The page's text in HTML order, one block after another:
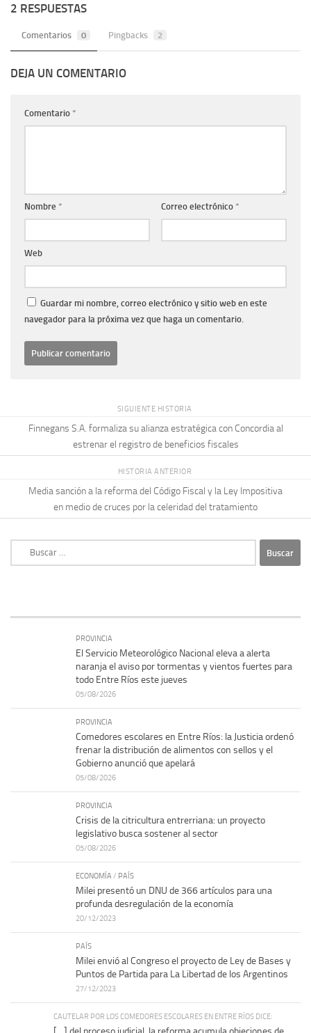
2 RESPUESTAS
Comentarios 0 Pingbacks 2
DEJA UN COMENTARIO
Comentario *
Nombre * Correo electrónico *
Web
Guardar mi nombre, correo electrónico y sitio web en este
navegador para la próxima vez que haga un comentario.
SIGUIENTE HISTORIA
Finnegans S.A. formaliza su alianza estratégica con Concordia al
estrenar el registro de beneficios fiscales
HISTORIA ANTERIOR
Media sanción a la reforma del Código Fiscal y la Ley Impositiva
en medio de cruces por la celeridad del tratamiento
PROVINCIA
El Servicio Meteorológico Nacional eleva a alerta
naranja el aviso por tormentas y vientos fuertes para
todo Entre Ríos este jueves
05/08/2026
PROVINCIA
Comedores escolares en Entre Ríos: la Justicia ordenó
frenar la distribución de alimentos con sellos y el
Gobierno anunció que apelará
05/08/2026
PROVINCIA
Crisis de la citricultura entrerriana: un proyecto
legislativo busca sostener al sector
05/08/2026
ECONOMÍA / PAÍS
Milei presentó un DNU de 366 artículos para una
profunda desregulación de la economía
20/12/2023
PAÍS
Milei envió al Congreso el proyecto de Ley de Bases y
Puntos de Partida para La Libertad de los Argentinos
27/12/2023
CAUTELAR POR LOS COMEDORES ESCOLARES EN ENTRE RÍOS DICE: